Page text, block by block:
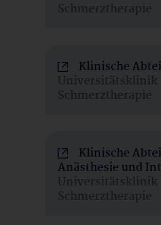
Schmerztherapie
Klinische
Universitätsklinik
Schmerztherapie
Klinische
Anästhesie und
Universitätsklinik
Schmerztherapie